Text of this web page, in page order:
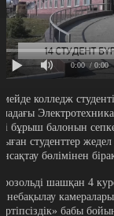
0:00 / 0:00
колледж
бұрыш балонын
студенттер жедел
бөлімінен
шашқан 4
бабы